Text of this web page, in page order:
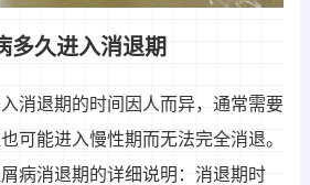
多久进入消退期
消退期的时间因人而异，通常需要
可能进入慢性期而无法完全消退。
病消退期的详细说明：消退期时